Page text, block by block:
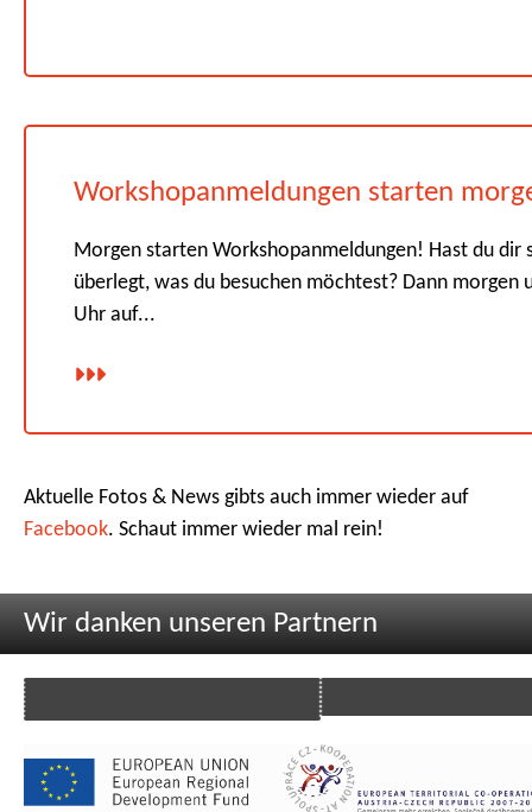
Workshopanmeldungen starten
Morgen starten Workshopanmeldungen! Hast du dir
überlegt, was du besuchen möchtest? Dann morgen
Uhr auf...
Aktuelle Fotos & News gibts auch immer wieder auf
Facebook. Schaut immer wieder mal rein!
Wir danken unseren Partnern